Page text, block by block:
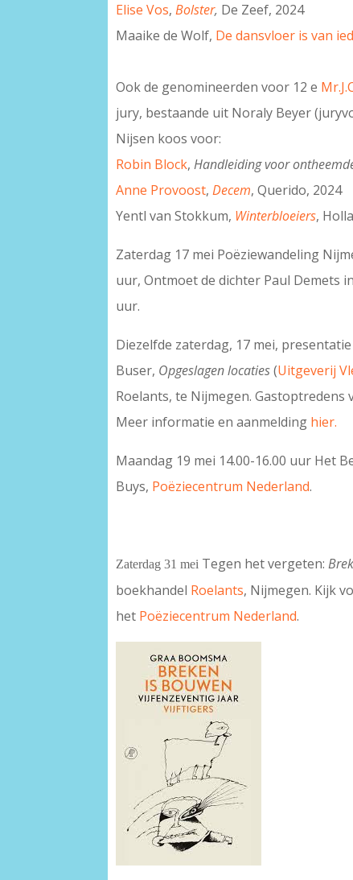
Elise Vos,Bolster, De Zeef, 2024
Maaike de Wolf, De dansvloer is van
Ook de genomineerden voor 12 e
jury, bestaande uit Noraly Beyer
Nijsen koos voor:
Robin Block,Handleiding voor
Anne Provoost,Decem, Querido, 2024
Yentl van Stokkum, Winterbloeiers,
Zaterdag 17 mei Poëziewandeling
uur, Ontmoet de dichter Paul Demets
uur.
Diezelfde zaterdag, 17 mei,
Buser, Opgeslagen locaties(Uitgeverij
Roelants, te Nijmegen. Gastoptredens
Meer informatie en aanmelding hier.
Maandag 19 mei 14.00-16.00 uur Het
Buys, Poëziecentrum Nederland.
Zaterdag 31 mei Tegen het vergeten:
boekhandel Roelants, Nijmegen. Kijk
het Poëziecentrum Nederland.